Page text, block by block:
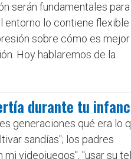
serán fundamentales
entorno lo contiene
sobre cómo es mejor
Hoy hablaremos de la
durante tu
generaciones qué era lo
sandías"; los padres
videojuegos", "usar su